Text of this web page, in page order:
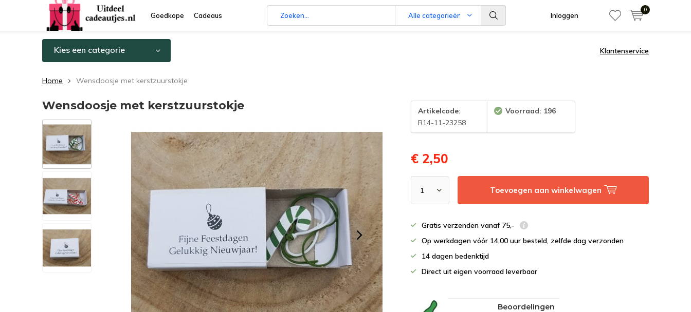
Goedkope Cadeaus Alle categorieën Inloggen
0
Kies een categorie Klantenservice
Home Wensdoosje met kerstzuurstokje
Wensdoosje met kerstzuurstokje
Artikelcode:
R14-11-23258
Voorraad: 196
€ 2,50
Toevoegen aan winkelwagen
Gratis verzenden vanaf 75,-
Op werkdagen vóór 14.00 uur besteld, zelfde dag verzonden
14 dagen bedenktijd
Direct uit eigen voorraad leverbaar
Beoordelingen